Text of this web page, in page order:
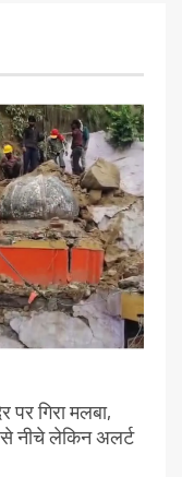
पर गिरा मलबा,
नीचे लेकिन अलर्ट